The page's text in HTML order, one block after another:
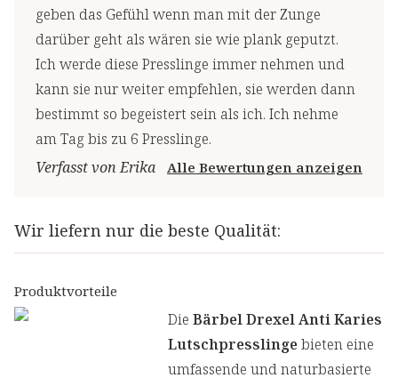
geben das Gefühl wenn man mit der Zunge
darüber geht als wären sie wie plank geputzt.
Ich werde diese Presslinge immer nehmen und
kann sie nur weiter empfehlen, sie werden dann
bestimmt so begeistert sein als ich. Ich nehme
am Tag bis zu 6 Presslinge.
Verfasst von Erika
Alle Bewertungen anzeigen
Wir liefern nur die beste Qualität:
Produktvorteile
Die Bärbel Drexel Anti Karies
Lutschpresslingebieten eine
umfassende und naturbasierte